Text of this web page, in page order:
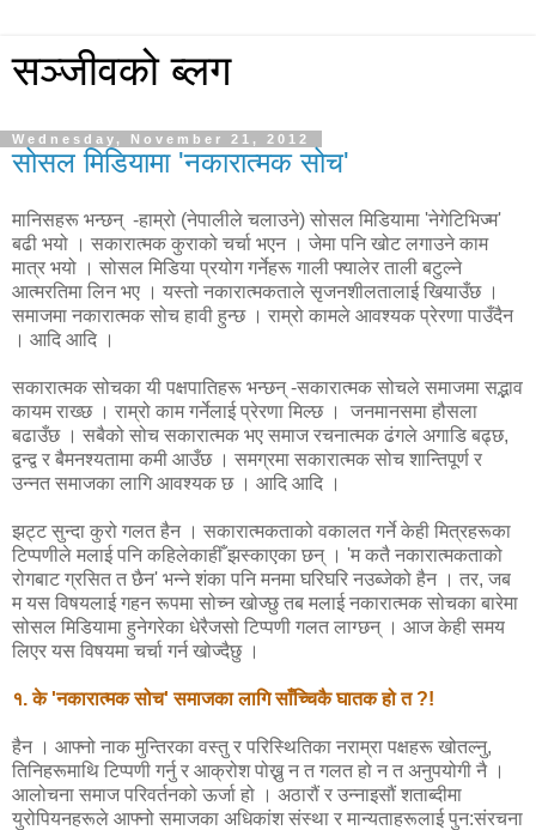
सञ्जीवको ब्लग
Wednesday, November 21, 2012
सोसल मिडियामा 'नकारात्मक सोच'
मानिसहरू भन्छन् -हाम्रो (नेपालीले चलाउने) सोसल मिडियामा 'नेगेटिभिज्म'
बढी भयो । सकारात्मक कुराको चर्चा भएन । जेमा पनि खोट लगाउने काम
मात्र भयो । सोसल मिडिया प्रयोग गर्नेहरू गाली फ्यालेर ताली बटुल्ने
आत्मरतिमा लिन भए । यस्तो नकारात्मकताले सृजनशीलतालाई खियाउँछ ।
समाजमा नकारात्मक सोच हावी हुन्छ । राम्रो कामले आवश्यक प्रेरणा पाउँदैन
। आदि आदि ।
सकारात्मक सोचका यी पक्षपातिहरू भन्छन् -सकारात्मक सोचले समाजमा सद्भाव
कायम राख्छ । राम्रो काम गर्नेलाई प्रेरणा मिल्छ । जनमानसमा हौसला
बढाउँछ । सबैको सोच सकारात्मक भए समाज रचनात्मक ढंगले अगाडि बढ्छ,
द्वन्द्व र बैमनश्यतामा कमी आउँछ । समग्रमा सकारात्मक सोच शान्तिपूर्ण र
उन्नत समाजका लागि आवश्यक छ । आदि आदि ।
झट्ट सुन्दा कुरो गलत हैन । सकारात्मकताको वकालत गर्ने केही मित्रहरूका
टिप्पणीले मलाई पनि कहिलेकाहीँ झस्काएका छन् । 'म कतै नकारात्मकताको
रोगबाट ग्रसित त छैन' भन्ने शंका पनि मनमा घरिघरि नउब्जेको हैन । तर, जब
म यस विषयलाई गहन रूपमा सोच्न खोज्छु तब मलाई नकारात्मक सोचका बारेमा
सोसल मिडियामा हुनेगरेका धेरैजसो टिप्पणी गलत लाग्छन् । आज केही समय
लिएर यस विषयमा चर्चा गर्न खोज्दैछु ।
१. के 'नकारात्मक सोच' समाजका लागि साँच्चिकै घातक हो त ?!
हैन । आफ्नो नाक मुन्तिरका वस्तु र परिस्थितिका नराम्रा पक्षहरू खोतल्नु,
तिनिहरूमाथि टिप्पणी गर्नु र आक्रोश पोख्नु न त गलत हो न त अनुपयोगी नै ।
आलोचना समाज परिवर्तनको ऊर्जा हो । अठारौं र उन्नाइसौं शताब्दीमा
युरोपियनहरूले आफ्नो समाजका अधिकांश संस्था र मान्यताहरूलाई पुन:संरचना